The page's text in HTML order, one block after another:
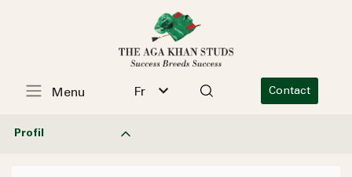
Fr Contact
Menu
Profil